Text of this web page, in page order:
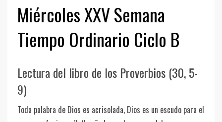
Miércoles XXV Semana
Tiempo Ordinario Ciclo B
Lectura del libro de los Proverbios (30, 5-
9)
Toda palabra de Dios es acrisolada, Dios es un escudo para el